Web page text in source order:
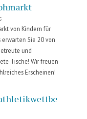
von Kindern für
erwarten Sie 20 von
und
Tische! Wir freuen
Erscheinen!